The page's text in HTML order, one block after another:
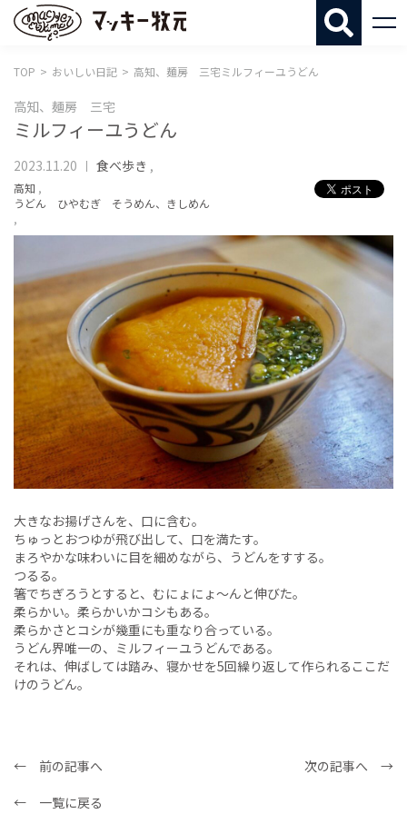
TOP おいしい日記 高知、麺房 三宅ミルフィーユうどん
高知、麺房 三宅
ミルフィーユうどん
2023.11.20 食べ歩き ,
高知 ,
うどん ひやむぎ そうめん、きしめん
,
大きなお揚げさんを、口に含む。
ちゅっとおつゆが飛び出して、口を満たす。
まろやかな味わいに目を細めながら、うどんをすする。
つるる。
箸でちぎろうとすると、むにょにょ〜んと伸びた。
柔らかい。柔らかいかコシもある。
柔らかさとコシが幾重にも重なり合っている。
うどん界唯一の、ミルフィーユうどんである。
それは、伸ばしては踏み、寝かせを5回繰り返して作られるここだ
けのうどん。
← 前の記事へ
次の記事へ →
← 一覧に戻る